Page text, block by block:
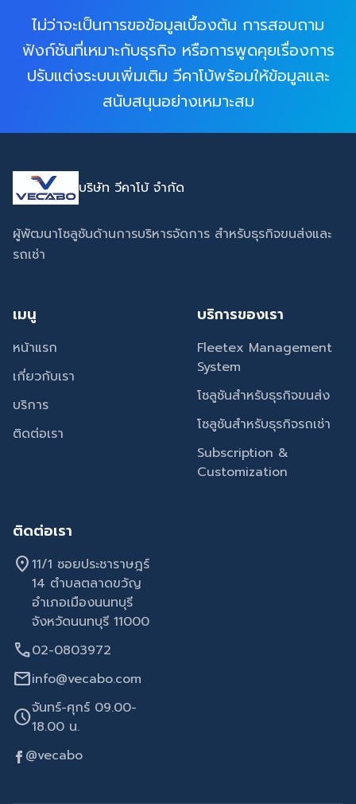
ไม่ว่าจะเป็นการขอข้อมูลเบื้องต้น การสอบถาม
ฟังก์ชันที่เหมาะกับธุรกิจ หรือการพูดคุยเรื่องการ
ปรับแต่งระบบเพิ่มเติม วีคาโบ้พร้อมให้ข้อมูลและ
สนับสนุนอย่างเหมาะสม
บริษัท วีคาโบ้ จำกัด
ผู้พัฒนาโซลูชันด้านการบริหารจัดการ สำหรับธุรกิจขนส่งและ
รถเช่า
เมนู
หน้าแรก
เกี่ยวกับเรา
บริการ
ติดต่อเรา
บริการของเรา
Fleetex Management
System
โซลูชันสำหรับธุรกิจขนส่ง
โซลูชันสำหรับธุรกิจรถเช่า
Subscription &
Customization
ติดต่อเรา
location_on11/1 ซอยประชาราษฎร์
14 ตำบลตลาดขวัญ
อำเภอเมืองนนทบุรี
จังหวัดนนทบุรี 11000
call02-0803972
mailinfo@vecabo.com
scheduleจันทร์-ศุกร์ 09.00-
18.00 น.
@vecabo